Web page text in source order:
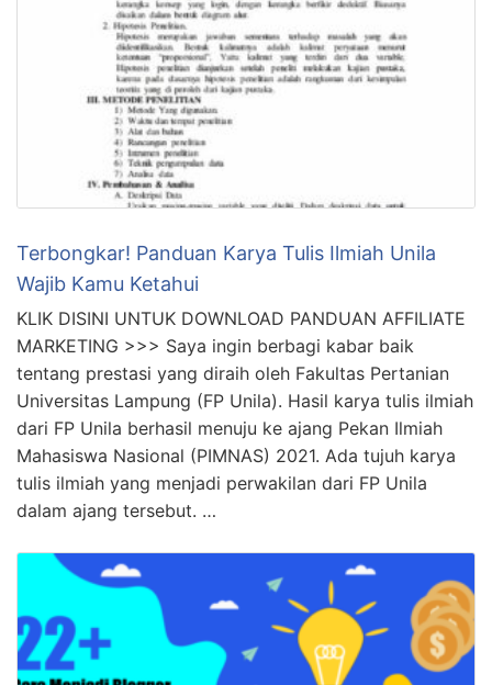
Terbongkar! Panduan Karya Tulis Ilmiah Unila
Wajib Kamu Ketahui
KLIK DISINI UNTUK DOWNLOAD PANDUAN AFFILIATE
MARKETING >>> Saya ingin berbagi kabar baik
tentang prestasi yang diraih oleh Fakultas Pertanian
Universitas Lampung (FP Unila). Hasil karya tulis ilmiah
dari FP Unila berhasil menuju ke ajang Pekan Ilmiah
Mahasiswa Nasional (PIMNAS) 2021. Ada tujuh karya
tulis ilmiah yang menjadi perwakilan dari FP Unila
dalam ajang tersebut. …